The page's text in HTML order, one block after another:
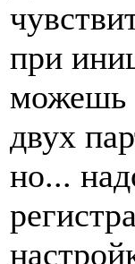
при
можешь
двух
но...